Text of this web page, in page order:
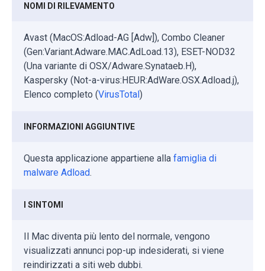
NOMI DI RILEVAMENTO
Avast (MacOS:Adload-AG [Adw]), Combo Cleaner
(Gen:Variant.Adware.MAC.AdLoad.13), ESET-NOD32
(Una variante di OSX/Adware.Synataeb.H),
Kaspersky (Not-a-virus:HEUR:AdWare.OSX.Adload.j),
Elenco completo (VirusTotal)
INFORMAZIONI AGGIUNTIVE
Questa applicazione appartiene alla famiglia di
malware Adload.
I SINTOMI
Il Mac diventa più lento del normale, vengono
visualizzati annunci pop-up indesiderati, si viene
reindirizzati a siti web dubbi.